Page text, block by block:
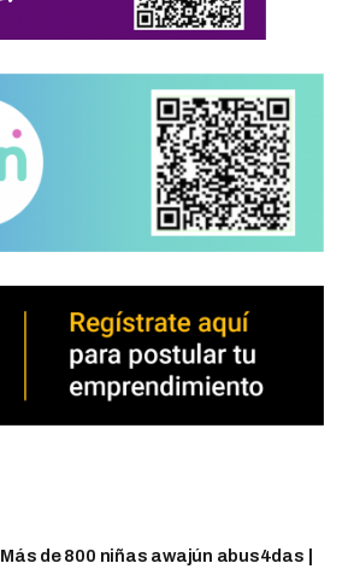
Más de 800 niñas awajún abus4das |